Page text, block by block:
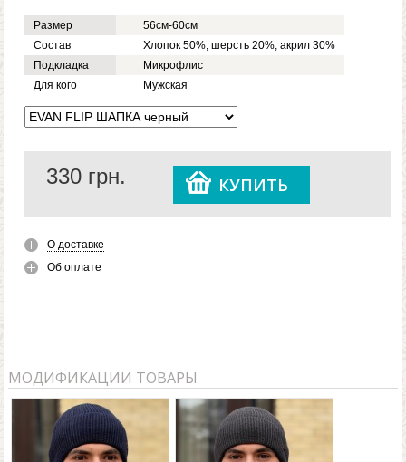
Размер
56см-60см
Состав
Хлопок 50%, шерсть 20%, акрил 30%
Подкладка
Микрофлис
Для кого
Мужская
330 грн. КУПИТЬ
О доставке
Об оплате
МОДИФИКАЦИИ ТОВАРЫ